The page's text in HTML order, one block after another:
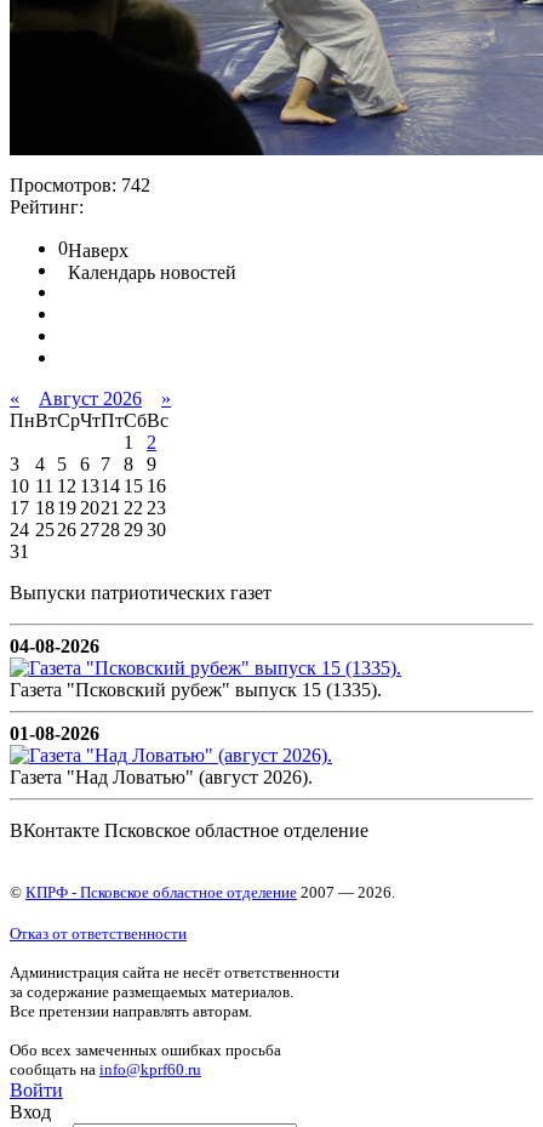
Просмотров: 742
Рейтинг:
0Наверх
Календарь новостей
« Август 2026
»
ПнВтСрЧтПтСбВс
1
2
3
4 5 6 7 8
9
10 11 12 1314 15 16
17 18192021 2223
24 252627282930
31
Выпуски патриотических газет
04-08-2026
Газета "Псковский рубеж" выпуск 15 (1335).
01-08-2026
Газета "Над Ловатью" (август 2026).
ВКонтакте Псковское областное отделение
© КПРФ - Псковское областное отделение 2007 — 2026.
Отказ от ответственности
Администрация сайта не несёт ответственности
за содержание размещаемых материалов.
Все претензии направлять авторам.
Обо всех замеченных ошибках просьба
сообщать на info@kprf60.ru
Войти
Вход